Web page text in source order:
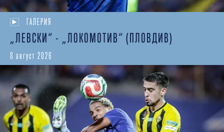
ГАЛЕРИЯ
„ЛЕВСКИ“ - „ЛОКОМОТИВ“ (ПЛОВДИВ)
8 август 2026